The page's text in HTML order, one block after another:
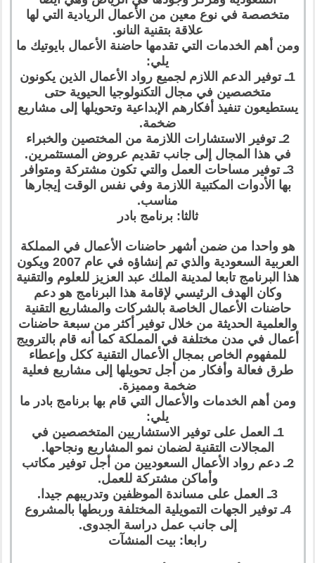
متخصصة في نوع معين من الأعمال الريادية التي لها
علاقة بتقنية النانو.
ومن أهم الخدمات التي تقدمها حاضنة الأعمال بايوتيك ما
يلي:
1ـ توفير الدعم اللازم لجميع رواد الأعمال الذين يكونون
متخصصين في مجال التكنولوجيا الحيوية حتى
يستطيعون تنفيذ أفكارهم الإبداعية وتحويلها إلى مشاريع
ضخمة.
2ـ توفير الاستشارات اللازمة من المختصين والخبراء
في هذا المجال إلى جانب تقديم عروض المستثمرين.
3ـ توفير مساحات العمل والتي تكون مشتركة ومتوافر
بها الأدوات المكتبية اللازمة وفي نفس الوقت إيجارها
مناسب.
ثالثا: برنامج بادر
هو واحدا من ضمن أشهر حاضنات الأعمال في المملكة
العربية السعودية والذي تم إنشاؤه في عام 2007 ويكون
هذا البرنامج تابعا لمدينة الملك عبد العزيز للعلوم والتقنية
وكان الهدف الرئيسي لإقامة هذا البرنامج هو دعم
حاضنات الأعمال الخاصة بالشركات والمشاريع التقنية
والعلمية الحديثة من خلال توفير أكثر من سبعة حاضنات
أعمال في مدن مختلفة في المملكة كما أنه قام بالترويج
للمفهوم الخاص بمجال الأعمال التقنية ككل وإعطاء
طرق فعالة وأفكار من أجل تحويلها إلى مشاريع فعلية
ضخمة ومميزة.
ومن أهم الخدمات والأعمال التي قام بها برنامج بادر ما
يلي:
1ـ العمل على توفير الاستشاريين المتخصصين في
المجالات التقنية لضمان نمو المشاريع ونجاحها.
2ـ دعم رواد الأعمال السعوديين من أجل توفير مكاتب
وأماكن مشتركة للعمل.
3ـ العمل على مساندة الموظفين وتدريبهم جيدا.
4ـ توفير الجهات التمويلية المختلفة وربطها بالمشروع
إلى جانب عمل دراسة الجدوى.
رابعا: بيت المنشآت